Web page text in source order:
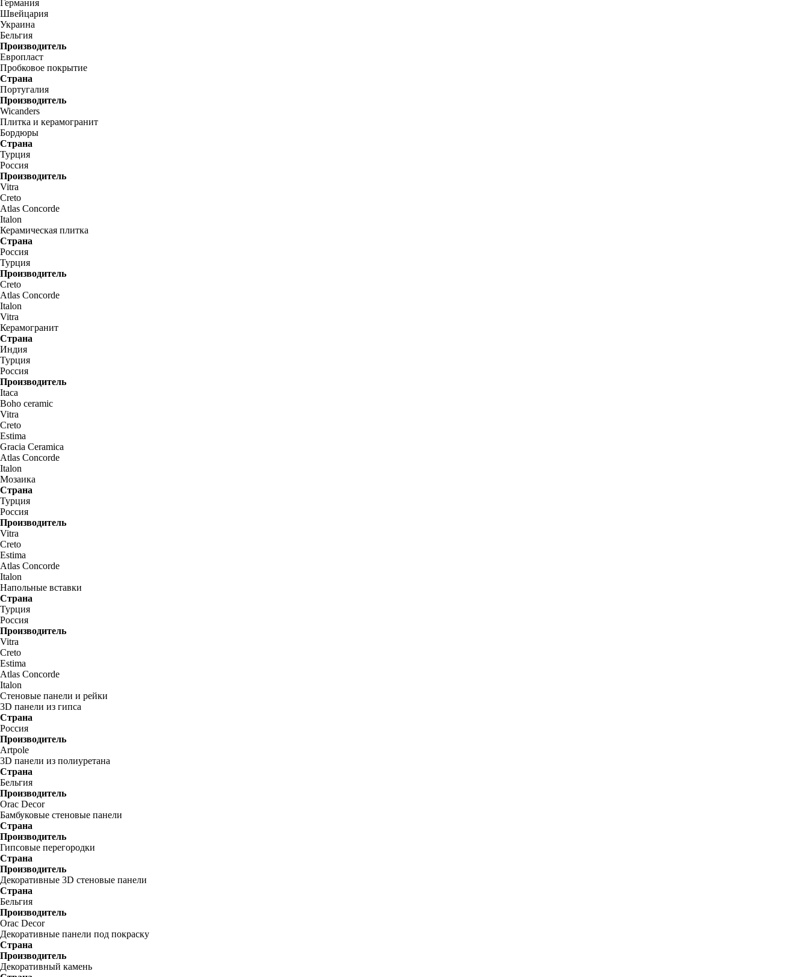
Германия
Швейцария
Украина
Бельгия
Производитель
Европласт
Пробковое покрытие
Страна
Португалия
Производитель
Wicanders
Плитка и керамогранит
Бордюры
Страна
Турция
Россия
Производитель
Vitra
Creto
Atlas Concorde
Italon
Керамическая плитка
Страна
Россия
Турция
Производитель
Creto
Atlas Concorde
Italon
Vitra
Керамогранит
Страна
Индия
Турция
Россия
Производитель
Itaca
Boho ceramic
Vitra
Creto
Estima
Gracia Ceramica
Atlas Concorde
Italon
Мозаика
Страна
Турция
Россия
Производитель
Vitra
Creto
Estima
Atlas Concorde
Italon
Напольные вставки
Страна
Турция
Россия
Производитель
Vitra
Creto
Estima
Atlas Concorde
Italon
Стеновые панели и рейки
3D панели из гипса
Страна
Россия
Производитель
Artpole
3D панели из полиуретана
Страна
Бельгия
Производитель
Orac Decor
Бамбуковые стеновые панели
Страна
Производитель
Гипсовые перегородки
Страна
Производитель
Декоративные 3D стеновые панели
Страна
Бельгия
Производитель
Orac Decor
Декоративные панели под покраску
Страна
Производитель
Декоративный камень